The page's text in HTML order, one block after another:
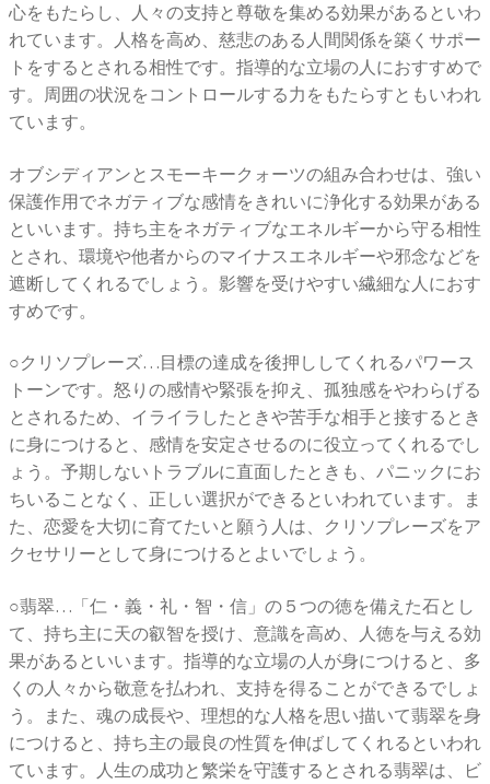
心をもたらし、人々の支持と尊敬を集める効果があるといわ
れています。人格を高め、慈悲のある人間関係を築くサポー
トをするとされる相性です。指導的な立場の人におすすめで
す。周囲の状況をコントロールする力をもたらすともいわれ
ています。
オブシディアンとスモーキークォーツの組み合わせは、強い
保護作用でネガティブな感情をきれいに浄化する効果がある
といいます。持ち主をネガティブなエネルギーから守る相性
とされ、環境や他者からのマイナスエネルギーや邪念などを
遮断してくれるでしょう。影響を受けやすい繊細な人におす
すめです。
○クリソプレーズ…目標の達成を後押ししてくれるパワース
トーンです。怒りの感情や緊張を抑え、孤独感をやわらげる
とされるため、イライラしたときや苦手な相手と接するとき
に身につけると、感情を安定させるのに役立ってくれるでし
ょう。予期しないトラブルに直面したときも、パニックにお
ちいることなく、正しい選択ができるといわれています。ま
た、恋愛を大切に育てたいと願う人は、クリソプレーズをア
クセサリーとして身につけるとよいでしょう。
○翡翠…「仁・義・礼・智・信」の５つの徳を備えた石とし
て、持ち主に天の叡智を授け、意識を高め、人徳を与える効
果があるといいます。指導的な立場の人が身につけると、多
くの人々から敬意を払われ、支持を得ることができるでしょ
う。また、魂の成長や、理想的な人格を思い描いて翡翠を身
につけると、持ち主の最良の性質を伸ばしてくれるといわれ
ています。人生の成功と繁栄を守護するとされる翡翠は、ビ